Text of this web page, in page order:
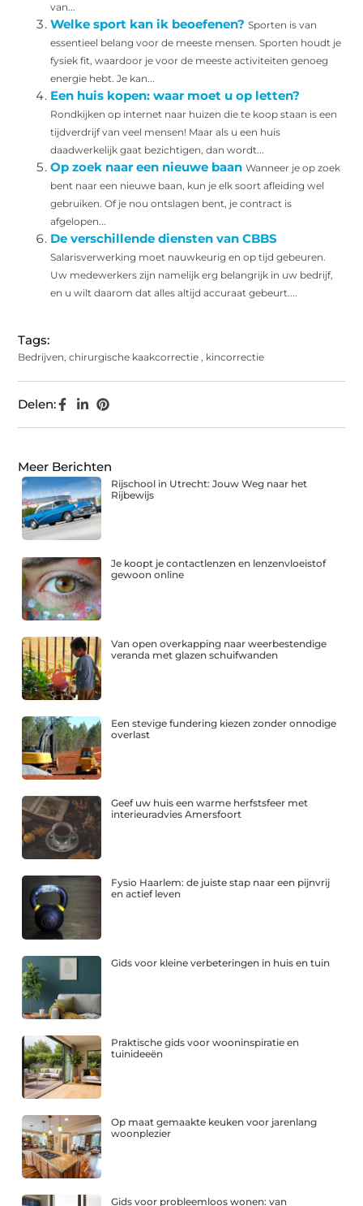
van...
Welke sport kan ik beoefenen? Sporten is van
essentieel belang voor de meeste mensen. Sporten houdt je
fysiek fit, waardoor je voor de meeste activiteiten genoeg
energie hebt. Je kan...
Een huis kopen: waar moet u op letten?
Rondkijken op internet naar huizen die te koop staan is een
tijdverdrijf van veel mensen! Maar als u een huis
daadwerkelijk gaat bezichtigen, dan wordt...
Op zoek naar een nieuwe baan Wanneer je op zoek
bent naar een nieuwe baan, kun je elk soort afleiding wel
gebruiken. Of je nou ontslagen bent, je contract is
afgelopen...
De verschillende diensten van CBBS
Salarisverwerking moet nauwkeurig en op tijd gebeuren.
Uw medewerkers zijn namelijk erg belangrijk in uw bedrijf,
en u wilt daarom dat alles altijd accuraat gebeurt....
Tags:
Bedrijven,chirurgische kaakcorrectie , kincorrectie
Delen:
Meer Berichten
Rijschool in Utrecht: Jouw Weg naar het
Rijbewijs
Je koopt je contactlenzen en lenzenvloeistof
gewoon online
Van open overkapping naar weerbestendige
veranda met glazen schuifwanden
Een stevige fundering kiezen zonder onnodige
overlast
Geef uw huis een warme herfstsfeer met
interieuradvies Amersfoort
Fysio Haarlem: de juiste stap naar een pijnvrij
en actief leven
Gids voor kleine verbeteringen in huis en tuin
Praktische gids voor wooninspiratie en
tuinideeën
Op maat gemaakte keuken voor jarenlang
woonplezier
Gids voor probleemloos wonen: van